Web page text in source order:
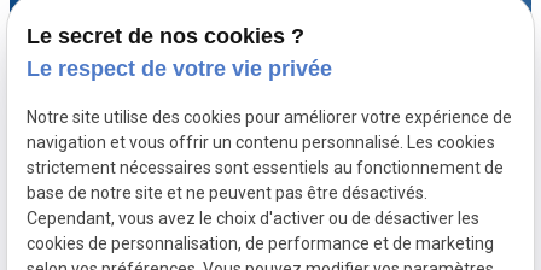
Votre avocat
Domaines de compétence
Actualités
Contact
Le secret de nos cookies ?
Le respect de votre vie privée
Notre site utilise des cookies pour améliorer votre expérience de
navigation et vous offrir un contenu personnalisé. Les cookies
strictement nécessaires sont essentiels au fonctionnement de
base de notre site et ne peuvent pas être désactivés.
Cependant, vous avez le choix d'activer ou de désactiver les
cookies de personnalisation, de performance et de marketing